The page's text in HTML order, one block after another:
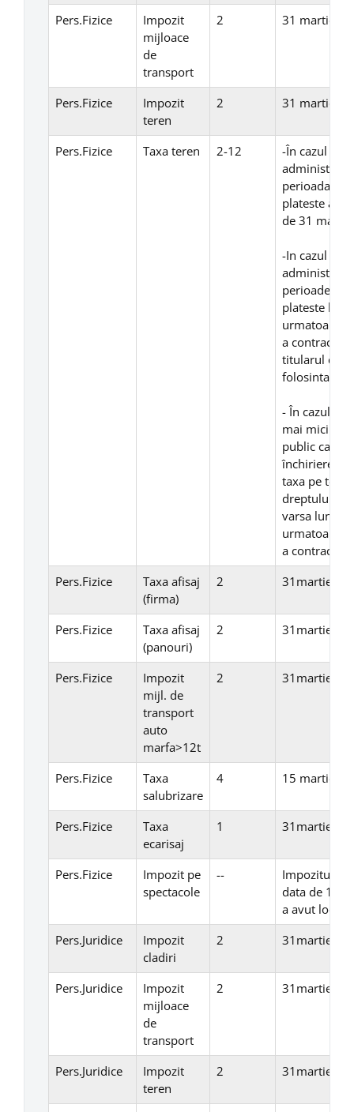
Pers.Fizice
Impozit
mijloace
de
transport
2 31 martie
Pers.Fizice
Impozit
teren
2 31 martie
Pers.Fizice
Taxa teren 2-12
-În cazul
administrare
perioada
plateste
de 31
-In cazul
administrare
perioade
plateste
urmatoare
a
titularul
folosinta.
- În cazul
mai mici de
public care
închiriere,
taxa pe
dreptului de
varsa lunar,
urmatoare
a
Pers.Fizice
Taxa afisaj
(firma)
2 31martie
Pers.Fizice
Taxa afisaj
(panouri)
2 31martie
Pers.Fizice
Impozit
mijl. de
transport
auto
marfa>12t
2 31martie
Pers.Fizice
Taxa
salubrizare
4 15 martie
Pers.Fizice
Taxa
ecarisaj
1 31martie
Pers.Fizice
Impozit pe
spectacole
--
Impozitul pe
data de 10,
a avut loc
Pers.Juridice
Impozit
cladiri
2 31martie
Pers.Juridice
Impozit
mijloace
de
transport
2 31martie
Pers.Juridice
Impozit
teren
2 31martie